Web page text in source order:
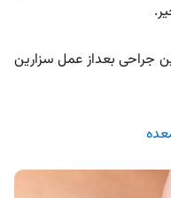
جراحی بعداز عمل سزارین